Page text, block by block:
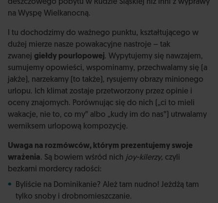
deszczowego pobytu w Rudzie Śląskiej niż inni z wyprawy
na Wyspę Wielkanocną.
I tu dochodzimy do ważnego punktu, kształtującego w
dużej mierze nasze powakacyjne nastroje – tak
zwanej giełdy pourlopowej. Wypytujemy się nawzajem,
sumujemy opowieści, wspominamy, przechwalamy się (a
jakże), narzekamy (to także), rysujemy obrazy minionego
urlopu. Ich klimat zostaje przetworzony przez opinie i
oceny znajomych. Porównując się do nich („ci to mieli
wakacje, nie to, co my” albo „kudy im do nas”) utrwalamy
werniksem urlopową kompozycję.
Uwaga na rozmówców, którym prezentujemy swoje
wrażenia. Są bowiem wśród nich joy-kilerzy, czyli
bezkarni mordercy radości:
Byliście na Dominikanie? Ależ tam nudno! Jeżdżą tam
tylko snoby i drobnomieszczanie.